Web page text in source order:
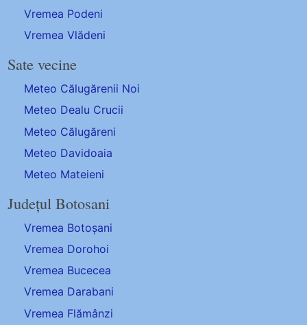
Vremea Podeni
Vremea Vlădeni
Sate vecine
Meteo Călugărenii Noi
Meteo Dealu Crucii
Meteo Călugăreni
Meteo Davidoaia
Meteo Mateieni
Județul Botosani
Vremea Botoșani
Vremea Dorohoi
Vremea Bucecea
Vremea Darabani
Vremea Flămânzi